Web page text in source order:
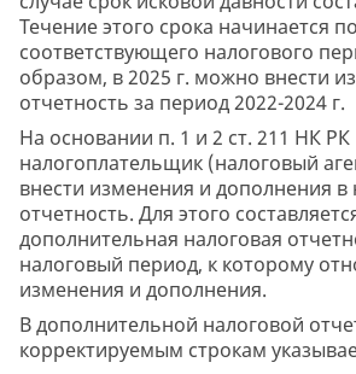
Течение этого срока начинается
соответствующего налогового
образом, в 2025 г. можно внести
отчетность за период 2022-2024 г.
На основании п. 1 и 2 ст. 211 НК РК
налогоплательщик (налоговый
внести изменения и дополнения в
отчетность. Для этого
дополнительная налоговая
налоговый период, к которому
изменения и дополнения.
В дополнительной налоговой
корректируемым строкам